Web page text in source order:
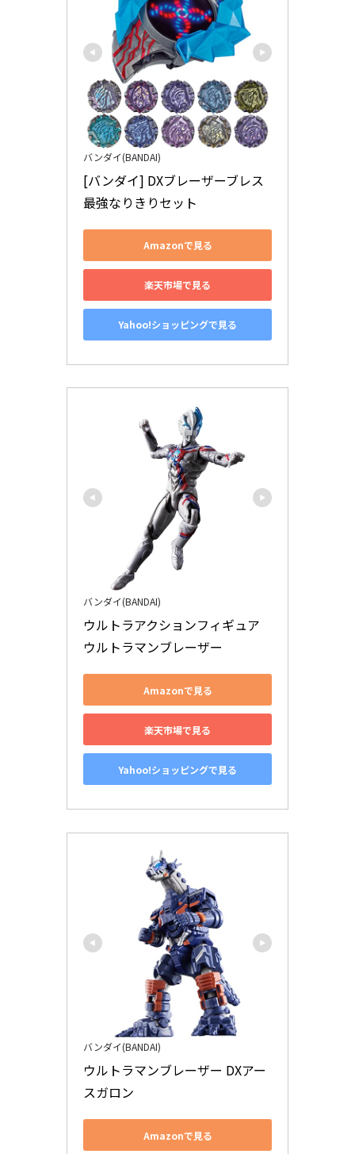
バンダイ(BANDAI)
[バンダイ] DXブレーザーブレス
最強なりきりセット
Amazonで見る
楽天市場で見る
Yahoo!ショッピングで見る
バンダイ(BANDAI)
ウルトラアクションフィギュア
ウルトラマンブレーザー
Amazonで見る
楽天市場で見る
Yahoo!ショッピングで見る
バンダイ(BANDAI)
ウルトラマンブレーザー DXアー
スガロン
Amazonで見る